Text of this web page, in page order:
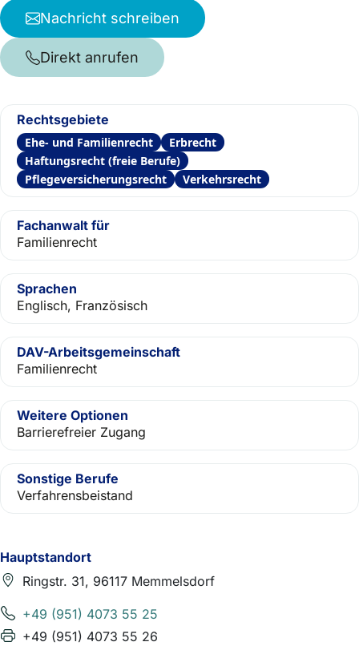
Hauptstandort
Ringstr. 31, 96117 Memmelsdorf
+49 (951) 4073 55 25
+49 (951) 4073 55 26
Nachricht schreiben
Direkt anrufen
Rechtsgebiete
Ehe- und Familienrecht
Erbrecht
Haftungsrecht (freie Berufe)
Pflegeversicherungsrecht
Verkehrsrecht
Fachanwalt für
Familienrecht
Sprachen
Englisch, Französisch
DAV-Arbeitsgemeinschaft
Familienrecht
Weitere Optionen
Barrierefreier Zugang
Sonstige Berufe
Verfahrensbeistand